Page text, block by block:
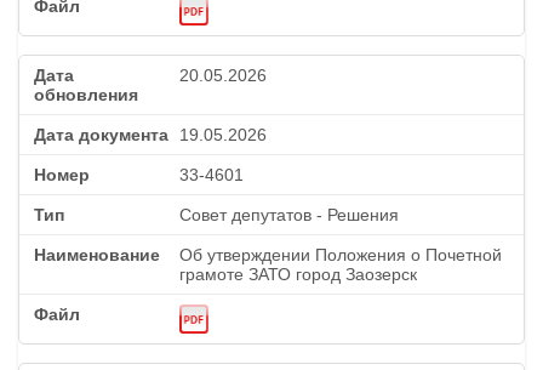
20.05.2026
19.05.2026
33-4601
Совет депутатов - Решения
Об утверждении Положения о Почетной
грамоте ЗАТО город Заозерск